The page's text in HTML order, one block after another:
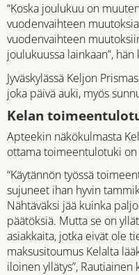
“Koska joulukuu on
vuodenvaihteen
vuodenvaihteen
joulukuussa lainkaan”, hän
Jyväskylässä Keljon
joka päivä auki, myös
Kelan
Apteekin näkökulmasta
ottama toimeentulotuki
“Käytännön työssä
sujuneet ihan hyvin
Nähtäväksi jää kuinka
päätöksiä. Mutta se on
asiakkaita, jotka eivät ole
maksusitoumus Kelalta
iloinen yllätys”, Rautiainen